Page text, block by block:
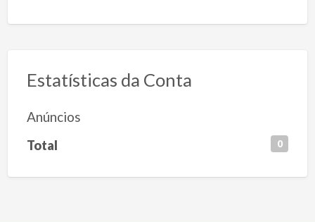
Estatísticas da Conta
Anúncios
Total 0